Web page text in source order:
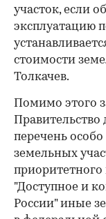
участок, если
эксплуатацию
стоимости
Толкачев.
Помимо этого
Правительство
перечень
земельных
приоритетного
"Доступное и
России" иные